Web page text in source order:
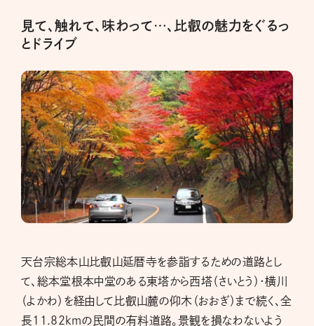
見て、触れて、味わって…、比叡の魅力をぐるっ
とドライブ
天台宗総本山比叡山延暦寺を参詣するための道路とし
て、総本堂根本中堂のある東塔から西塔（さいとう）・横川
（よかわ）を経由して比叡山麓の仰木（おおぎ）まで続く、全
長11.82kmの民間の有料道路。景観を損なわないよう